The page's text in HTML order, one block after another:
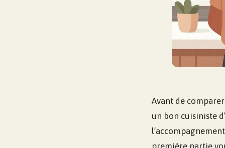
Avant de
un bon cuisiniste
première partie